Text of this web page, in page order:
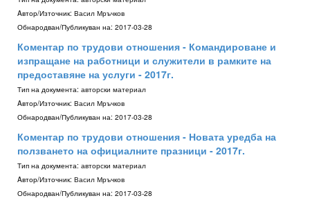
Aвтор/Източник: Васил Мръчков
Обнародван/Публикуван на: 2017-03-28
Коментар по трудови отношения - Командироване и
изпращане на работници и служители в рамките на
предоставяне на услуги - 2017г.
Тип на документа: авторски материал
Aвтор/Източник: Васил Мръчков
Обнародван/Публикуван на: 2017-03-28
Коментар по трудови отношения - Новата уредба на
ползването на официалните празници - 2017г.
Тип на документа: авторски материал
Aвтор/Източник: Васил Мръчков
Обнародван/Публикуван на: 2017-03-28